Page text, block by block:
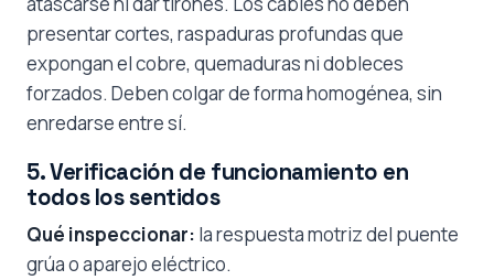
presentar cortes, raspaduras profundas que
expongan el cobre, quemaduras ni dobleces
forzados. Deben colgar de forma homogénea, sin
enredarse entre sí.
5. Verificación de funcionamiento en
todos los sentidos
Qué inspeccionar: la respuesta motriz del puente
grúa o aparejo eléctrico.